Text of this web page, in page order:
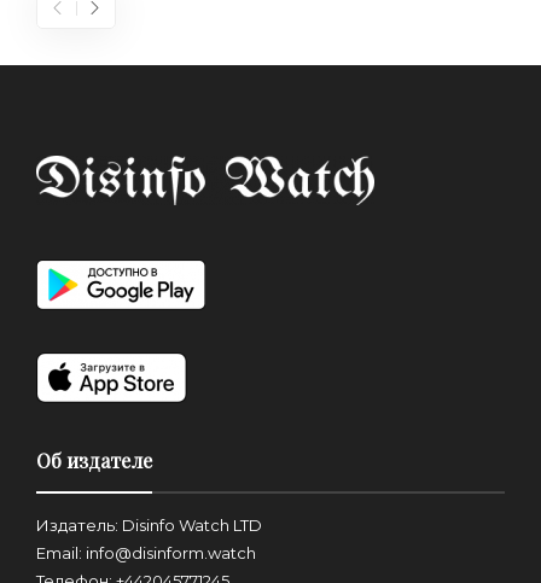
Об издателе
Издатель: Disinfo Watch LTD
Email: info@disinform.watch